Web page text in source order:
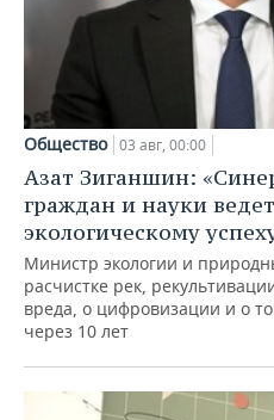
Общество 03 авг, 00:00
Азат Зиганшин:
граждан и науки
экологическому
Министр экологии и
расчистке рек,
вреда, о цифровизации и о
через 10 лет